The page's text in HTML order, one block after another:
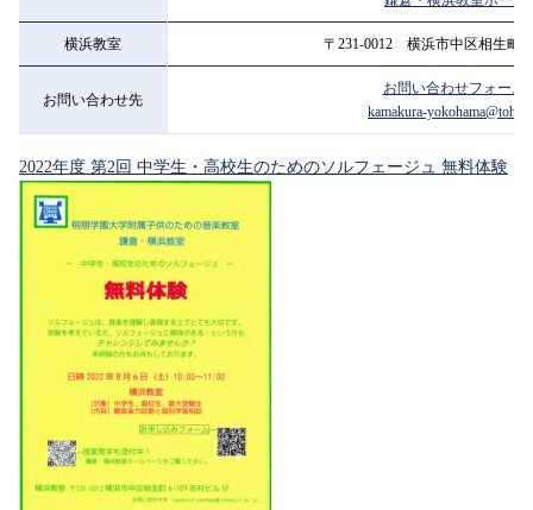
横浜教室 〒231-0012 横浜市中区相生町
お問い合わせ先
お問い合わせフォーム
kamakura-
2022年度 第2回 中学生・高校生のためのソルフェージュ 無料体験